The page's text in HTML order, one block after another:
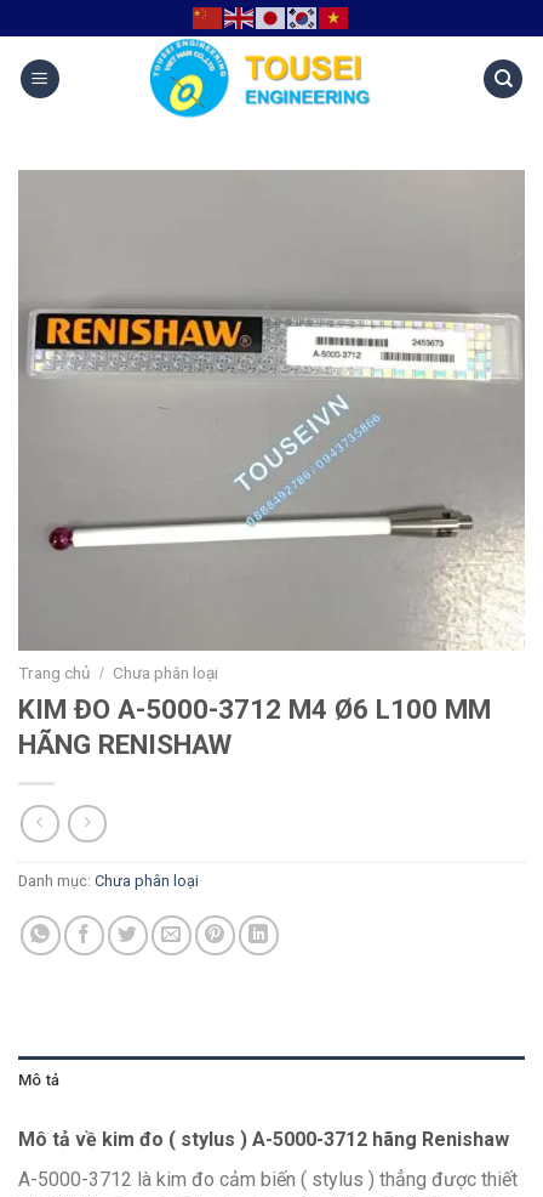
Trang chủ / Chưa phân loại
KIM ĐO A-5000-3712 M4 Ø6 L100 MM
HÃNG RENISHAW
Danh mục: Chưa phân loại
Mô tả
Mô tả về kim đo ( stylus ) A-5000-3712 hãng Renishaw
A-5000-3712 là kim đo cảm biến ( stylus ) thẳng được thiết